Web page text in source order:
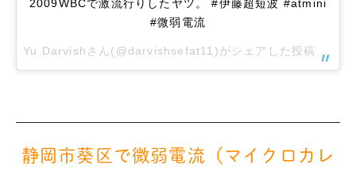
2009WBCで激流行りしたヤツ。 #伊藤超短波 #atmini
#微弱電流
Yu Darvish さん(@darvishsefat11)がシェアした投稿 –
静岡市葵区で微弱電流（マイクロカレ